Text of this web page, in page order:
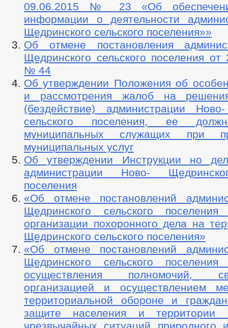
09.06.2015 № 23 «Об
информации о деятельности
Щедринского сельского поселения»»
Об отмене постановления
Щедринского сельского поселения от
№ 44
Об утверждении Положения об
и рассмотрения жалоб на
(бездействие) администрации
сельского поселения, ее
муниципальных служащих при
муниципальных услуг
Об утверждении Инструкции но
администрации Ново-
поселения
«Об отмене постановлений
Щедринского сельского
организации похоронного дела на
Щедринского сельского поселения»
«Об отмене постановлений
Щедринского сельского
осуществления полномочий,
организацией и осуществлением
территориальной обороне и
защите населения и территории